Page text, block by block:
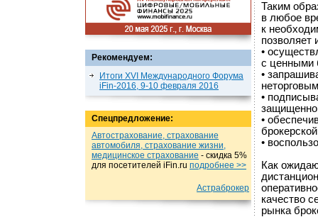
Рекомендуем:
Итоги XVI Международного Форума
iFin-2016, 9-10 февраля 2016
Спецпредложение:
Автострахование, страхование
автомобиля, страхование жизни,
медицинское страхование - cкидка 5%
для посетителей iFin.ru подробнеe >>
Астраброкер
Таким
в любое
к
позволяет
•
с ценными
•
•
•
•
Как
качество
рынка